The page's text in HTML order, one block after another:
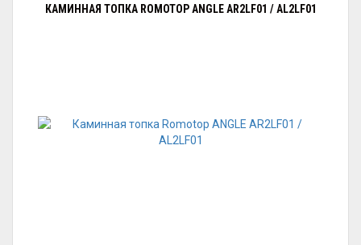
КАМИННАЯ ТОПКА ROMOTOP ANGLE AR2LF01 / AL2LF01